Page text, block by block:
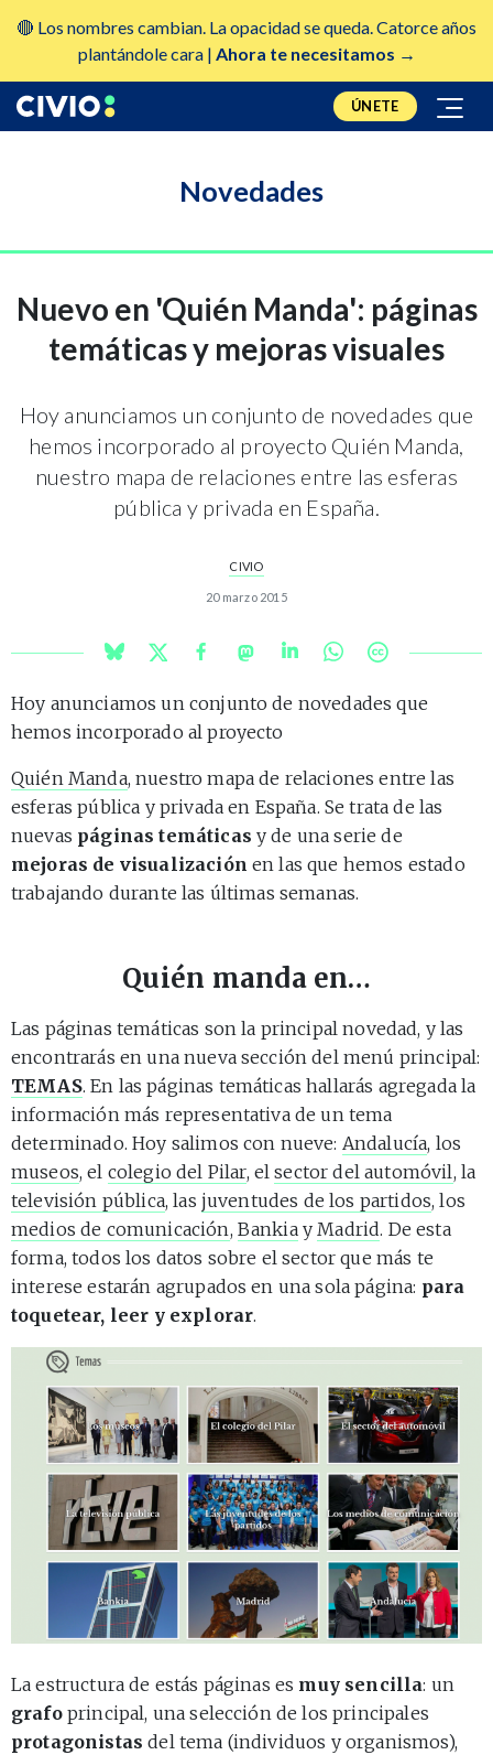
🔴 Los nombres cambian. La opacidad se queda. Catorce años
plantándole cara | Ahora te necesitamos →
ÚNETE
Novedades
Nuevo en 'Quién Manda': páginas
temáticas y mejoras visuales
Hoy anunciamos un conjunto de novedades que
hemos incorporado al proyecto Quién Manda,
nuestro mapa de relaciones entre las esferas
pública y privada en España.
CIVIO
20 marzo 2015
Hoy anunciamos un conjunto de novedades que
hemos incorporado al proyecto
Quién Manda, nuestro mapa de relaciones entre las
esferas pública y privada en España. Se trata de las
nuevas páginas temáticas y de una serie de
mejoras de visualización en las que hemos estado
trabajando durante las últimas semanas.
Quién manda en…
Las páginas temáticas son la principal novedad, y las
encontrarás en una nueva sección del menú principal:
TEMAS. En las páginas temáticas hallarás agregada la
información más representativa de un tema
determinado. Hoy salimos con nueve: Andalucía, los
museos, el colegio del Pilar, elsector del automóvil, la
televisión pública, las juventudes de los partidos, los
medios de comunicación, Bankiay Madrid. De esta
forma, todos los datos sobre el sector que más te
interese estarán agrupados en una sola página: para
toquetear, leer y explorar.
La estructura de estás páginas es muy sencilla: un
grafoprincipal, una selección de los principales
protagonistas del tema (individuos y organismos),